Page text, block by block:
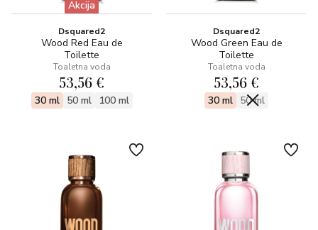
Akcija
Dsquared2
Wood Red Eau de
Toilette
Toaletna voda
53,56 €
30 ml 50 ml 100 ml
Dsquared2
Wood Green Eau de
Toilette
Toaletna voda
53,56 €
30 ml 50 ml